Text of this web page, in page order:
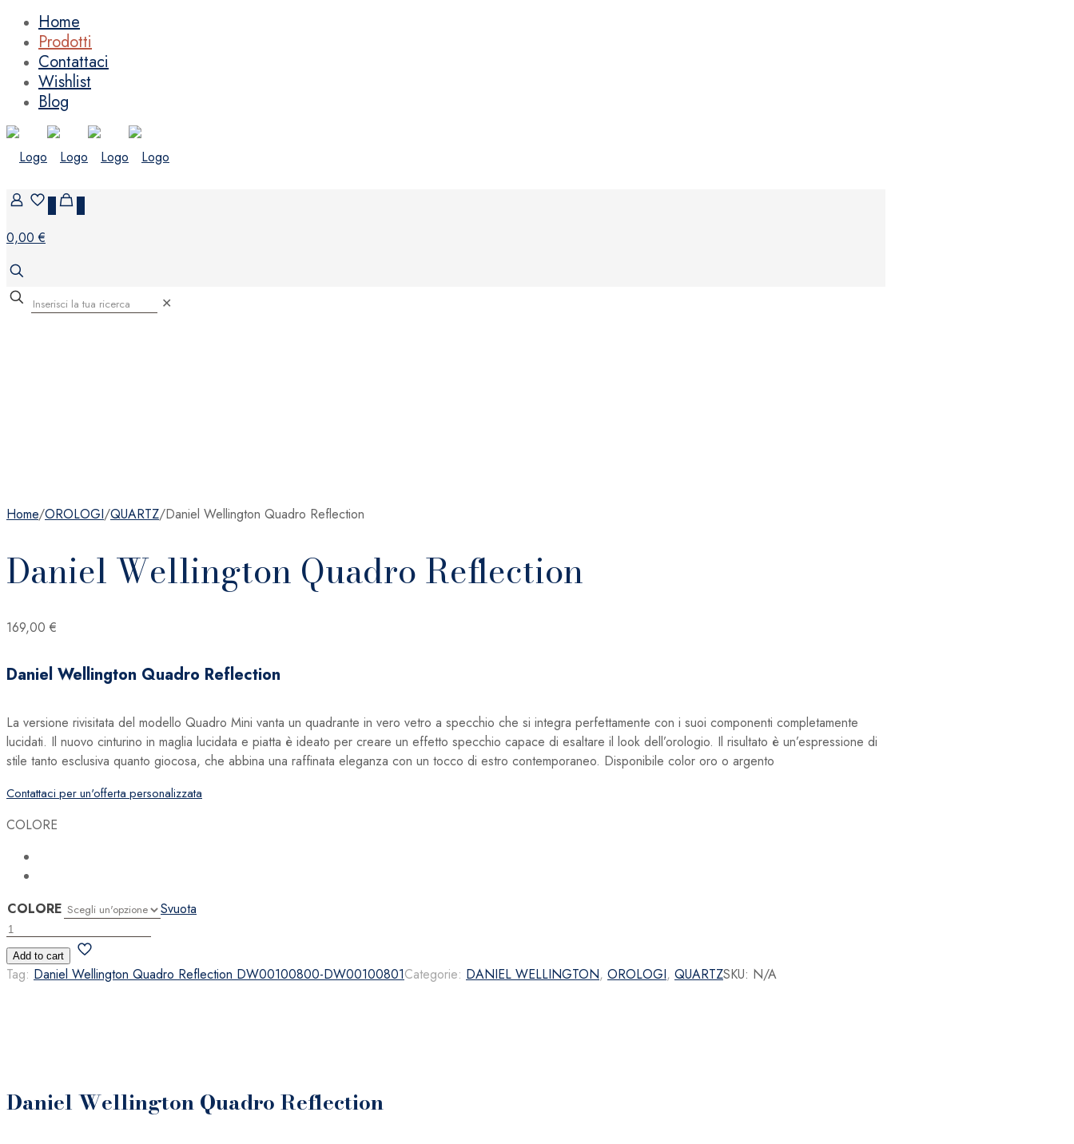
Home
Prodotti
Contattaci
Wishlist
Blog
0,00 €
✕
Home/OROLOGI/QUARTZ/Daniel Wellington Quadro Reflection
Daniel Wellington Quadro Reflection
169,00 €
Daniel Wellington Quadro Reflection
La versione rivisitata del modello Quadro Mini vanta un quadrante in vero vetro a specchio che si integra perfettamente con i suoi componenti completamente
lucidati. Il nuovo cinturino in maglia lucidata e piatta è ideato per creare un effetto specchio capace di esaltare il look dell’orologio. Il risultato è un’espressione di
stile tanto esclusiva quanto giocosa, che abbina una raffinata eleganza con un tocco di estro contemporaneo. Disponibile color oro o argento
Contattaci per un'offerta personalizzata
COLORE
COLORE
Svuota
Daniel
Wellington
Quadro
Reflection
Add to cart
Tag: Daniel Wellington Quadro Reflection DW00100800-DW00100801Categorie: DANIEL WELLINGTON, OROLOGI, QUARTZSKU: N/A
Daniel Wellington Quadro Reflection